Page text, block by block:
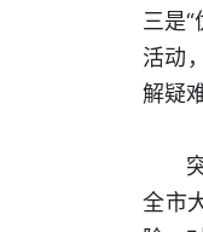
三是
活动
解疑
全市